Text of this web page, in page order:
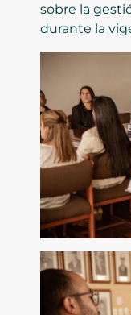
sobre la
durante la